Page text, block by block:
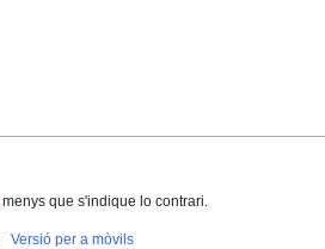
menys que s'indique lo contrari.
Versió per a mòvils